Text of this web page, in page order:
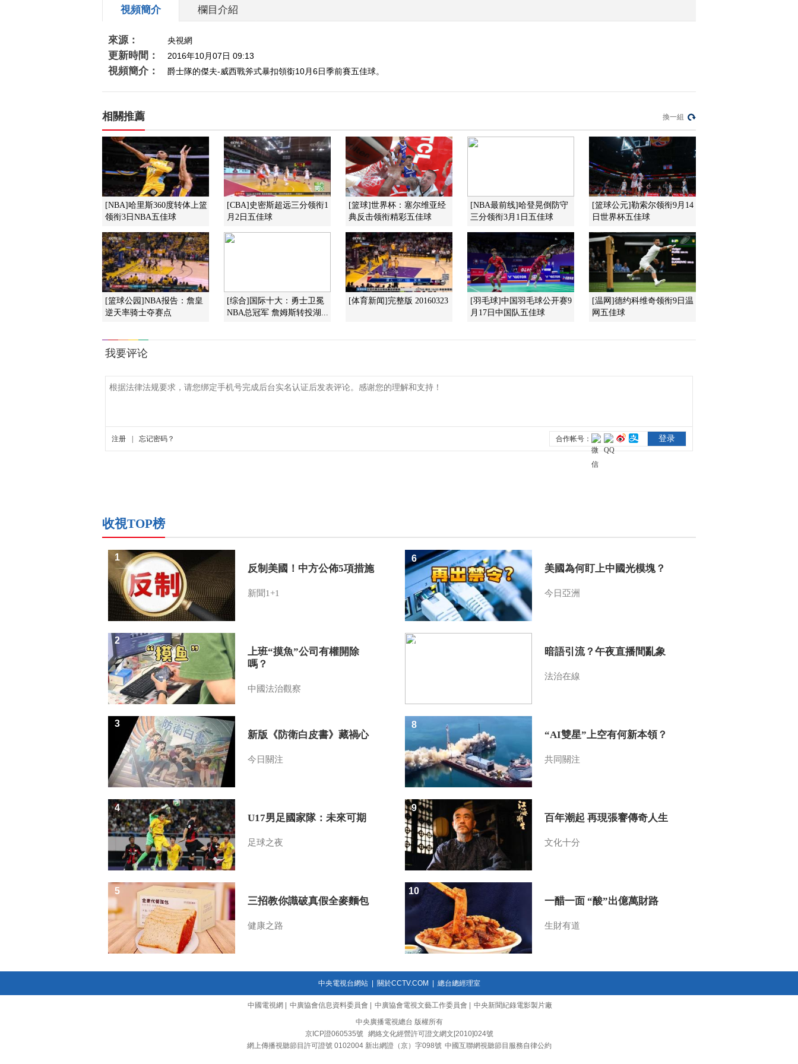
[国际足球]势头不减 爱尔
2016-10-07 08:59:08
[国际足球]两次领先两次
被扳平 威尔士平奥地利
[国际足球]布冯送礼德罗
西救主 意大利平西班牙
2016-10-07 08:47:07
[综合]《里约记忆》回顾
[中网]球迷爆满一票难求
[中网]纳达尔小遇挑战 赢
下抢七无碍晋级
[国足]张斌：及时调整策
足让中国球迷黯然伤神
2016-10-07 08:13:07
[NBA]陈言网事：史上最
視頻簡介 欄目介紹
來源： 央視網
更新時間： 2016年10月07日 09:13
視頻簡介： 爵士隊的傑夫-威西戰斧式暴扣領銜10月6日季前賽五佳球。
相關推薦 換一組
[NBA]哈里斯360度转体上篮
领衔3日NBA五佳球
[CBA]史密斯超远三分领衔1
月2日五佳球
[篮球]世界杯：塞尔维亚经
典反击领衔精彩五佳球
[NBA最前线]哈登晃倒防守
三分领衔3月1日五佳球
[篮球公元]勒索尔领衔9月14
日世界杯五佳球
[篮球公园]NBA报告：詹皇
逆天率骑士夺赛点
[综合]国际十大：勇士卫冕
NBA总冠军 詹姆斯转投湖...
[体育新闻]完整版 20160323
[羽毛球]中国羽毛球公开赛9
月17日中国队五佳球
[温网]德约科维奇领衔9日温
网五佳球
收視TOP榜
反制美國！中方公佈5項措施
新聞1+1
1
上班“摸魚”公司有權開除
嗎？
中國法治觀察
2
新版《防衛白皮書》藏禍心
今日關注
3
U17男足國家隊：未來可期
足球之夜
4
三招教你識破真假全麥麵包
健康之路
5
美國為何盯上中國光模塊？
今日亞洲
6
暗語引流？午夜直播間亂象
法治在線
7
“AI雙星”上空有何新本領？
共同關注
8
百年潮起 再現張謇傳奇人生
文化十分
9
一醋一面 “酸”出億萬財路
生財有道
10
中央電視台網站| 關於CCTV.COM 總台總經理室
中國電視網 中廣協會信息資料委員會 中廣協會電視文藝工作委員會
中央新聞紀錄電影製片廠
中央廣播電視總台 版權所有
京ICP證060535號
網絡文化經營許可證文網文[2010]024號
網上傳播視聽節目許可證號 0102004 新出網證（京）字098號 中國互聯網視聽節目服務自律公約